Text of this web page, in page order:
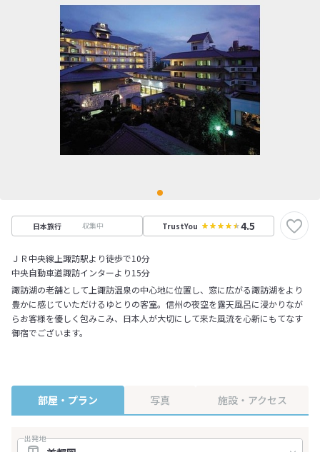
日本旅行 収集中 TrustYou 4.5
ＪＲ中央線上諏訪駅より徒歩で10分
中央自動車道諏訪インターより15分
諏訪湖の老舗として上諏訪温泉の中心地に位置し、窓に広がる諏訪湖をより
豊かに感じていただけるゆとりの客室。信州の夜空を露天風呂に浸かりなが
らお客様を優しく包みこみ、日本人が大切にして来た風流を心新にもてなす
御宿でございます。
部屋・プラン 写真 施設・アクセス
出発地